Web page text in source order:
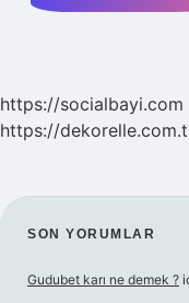
https://socialbayi.com
https://
SON YORUMLAR
Gudubet karı ne demek ?